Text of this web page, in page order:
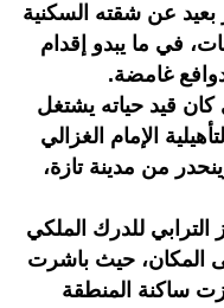
عن شقته السكنية
في ما يبدو إقدام
غامضة.
قيد حياته يشتغل
الإمام الغزالي
من مواليد سنة 1984، وينحدر من مدينة تازة،
للدرك الملكي
المكان، حيث باشرت
ساكنة المنطقة